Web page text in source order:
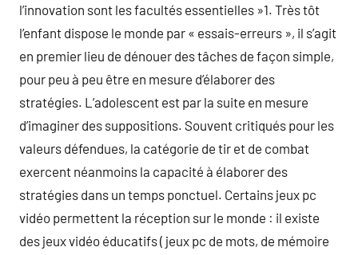
l’innovation sont les facultés essentielles »1. Très tôt
l’enfant dispose le monde par « essais-erreurs », il s’agit
en premier lieu de dénouer des tâches de façon simple,
pour peu à peu être en mesure d’élaborer des
stratégies. L’adolescent est par la suite en mesure
d’imaginer des suppositions. Souvent critiqués pour les
valeurs défendues, la catégorie de tir et de combat
exercent néanmoins la capacité à élaborer des
stratégies dans un temps ponctuel. Certains jeux pc
vidéo permettent la réception sur le monde : il existe
des jeux vidéo éducatifs ( jeux pc de mots, de mémoire